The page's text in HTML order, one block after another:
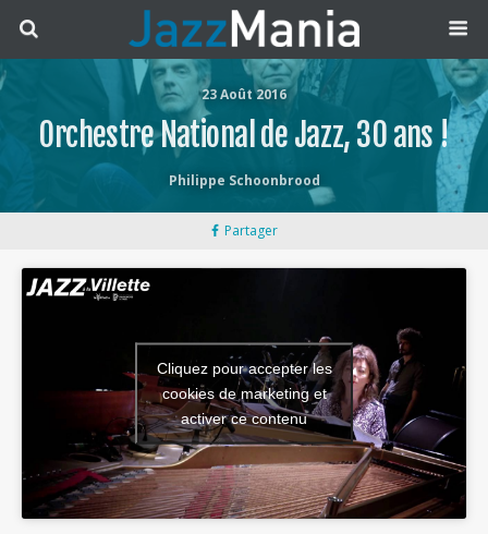
23 Août 2016
Orchestre National de Jazz, 30 ans !
Philippe Schoonbrood
Partager
Cliquez pour accepter les
cookies de marketing et
activer ce contenu